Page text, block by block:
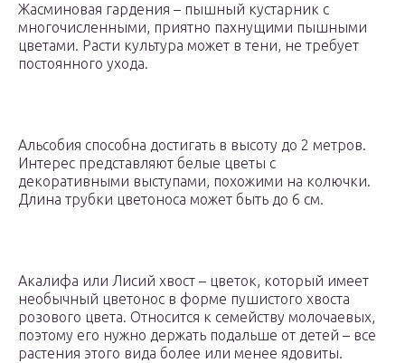
Жасминовая гардения – пышный кустарник с
многочисленными, приятно пахнущими пышными
цветами. Расти культура может в тени, не требует
постоянного ухода.
Альсобия способна достигать в высоту до 2 метров.
Интерес представляют белые цветы с
декоративными выступами, похожими на колючки.
Длина трубки цветоноса может быть до 6 см.
Акалифа или Лисий хвост – цветок, который имеет
необычный цветонос в форме пушистого хвоста
розового цвета. Относится к семейству молочаевых,
поэтому его нужно держать подальше от детей – все
растения этого вида более или менее ядовиты.